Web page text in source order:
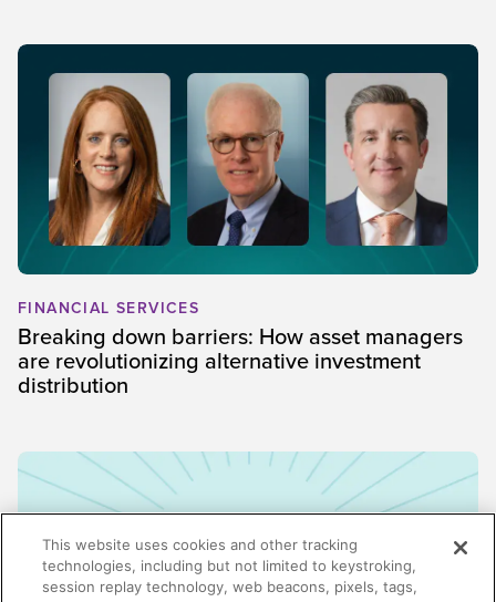
FINANCIAL SERVICES
Breaking down barriers: How asset managers
are revolutionizing alternative investment
distribution
This website uses cookies and other tracking
technologies, including but not limited to keystroking,
session replay technology, web beacons, pixels, tags,